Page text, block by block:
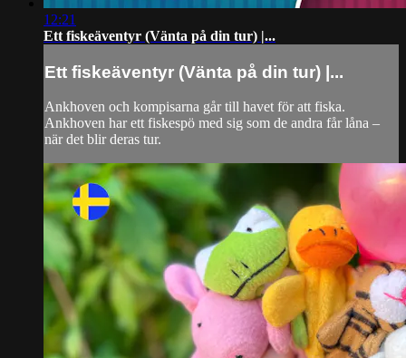
12:21
Ett fiskeäventyr (Vänta på din tur) |...
Ett fiskeäventyr (Vänta på din tur) |...
Ankhoven och kompisarna går till havet för att fiska.
Ankhoven har ett fiskespö med sig som de andra får låna –
när det blir deras tur.